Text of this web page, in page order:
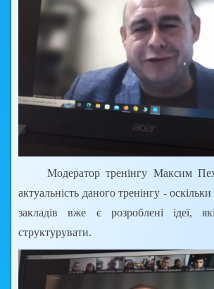
Модератор тренінгу Максим
актуальність даного тренінгу -
закладів вже є розроблені ідеї,
структурувати.